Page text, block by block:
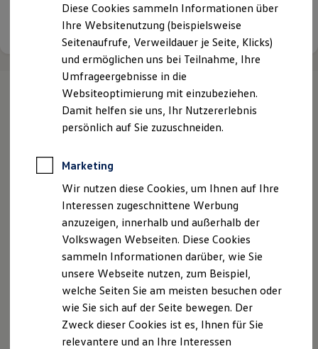
Behörden
Direktkunden
Sonderfahrzeuge
Anpfiff zum Gewinn
Elektromobilität
Elektroautos
ID. Tutorials
Elektrofahrzeugkonzepte
ID. EVERY1
Reichweite
Rekuperation
Laden unterwegs
Laden Zuhause
Ladestationen finden
Ladezeitensimulator
Batterie
Sicherheit
Nachhaltigkeit
Technologie
Kosten und Kauf
Kaufoptionen
E-Auto-Förderung
Details ansehen
Ihrenächsten
Schritte
Probefahrt vereinbaren
Fahrzeugangebot anfordern
Diese Cookies sammeln Informationen über
Ihre Websitenutzung (beispielsweise
Seitenaufrufe, Verweildauer je Seite, Klicks)
und ermöglichen uns bei Teilnahme, Ihre
Umfrageergebnisse in die
Websiteoptimierung mit einzubeziehen.
Damit helfen sie uns, Ihr Nutzererlebnis
persönlich auf Sie zuzuschneiden.
Marketing
Wir nutzen diese Cookies, um Ihnen auf Ihre
Interessen zugeschnittene Werbung
anzuzeigen, innerhalb und außerhalb der
Volkswagen Webseiten. Diese Cookies
sammeln Informationen darüber, wie Sie
unsere Webseite nutzen, zum Beispiel,
welche Seiten Sie am meisten besuchen oder
wie Sie sich auf der Seite bewegen. Der
Zweck dieser Cookies ist es, Ihnen für Sie
relevantere und an Ihre Interessen